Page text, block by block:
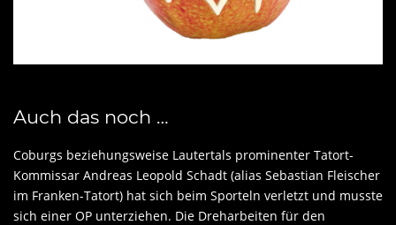
Auch das noch …
Coburgs beziehungsweise Lautertals prominenter Tatort-
Kommissar Andreas Leopold Schadt (alias Sebastian Fleischer
im Franken-Tatort) hat sich beim Sporteln verletzt und musste
sich einer OP unterziehen. Die Dreharbeiten für den